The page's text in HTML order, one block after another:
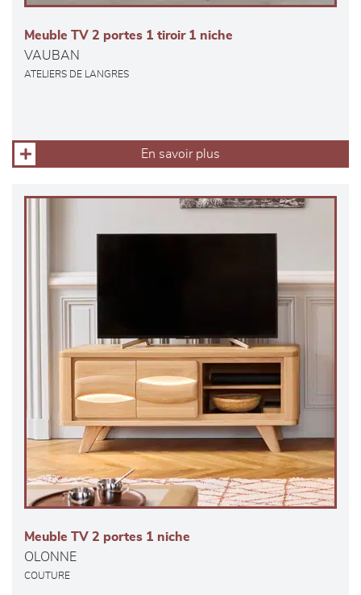
Meuble TV 2 portes 1 tiroir 1 niche
VAUBAN
ATELIERS DE LANGRES
En savoir plus
Meuble TV 2 portes 1 niche
OLONNE
COUTURE